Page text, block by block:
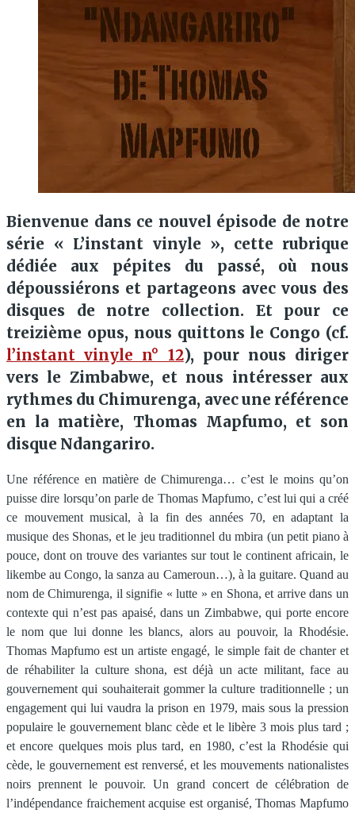
Bienvenue dans ce nouvel épisode de notre
série « L’instant vinyle », cette rubrique
dédiée aux pépites du passé, où nous
dépoussiérons et partageons avec vous des
disques de notre collection. Et pour ce
treizième opus, nous quittons le Congo (cf.
l’instant vinyle n° 12), pour nous diriger
vers le Zimbabwe, et nous intéresser aux
rythmes du Chimurenga, avec une référence
en la matière, Thomas Mapfumo, et son
disque Ndangariro.
Une référence en matière de Chimurenga… c’est le moins qu’on
puisse dire lorsqu’on parle de Thomas Mapfumo, c’est lui qui a créé
ce mouvement musical, à la fin des années 70, en adaptant la
musique des Shonas, et le jeu traditionnel du mbira (un petit piano à
pouce, dont on trouve des variantes sur tout le continent africain, le
likembe au Congo, la sanza au Cameroun…), à la guitare. Quand au
nom de Chimurenga, il signifie « lutte » en Shona, et arrive dans un
contexte qui n’est pas apaisé, dans un Zimbabwe, qui porte encore
le nom que lui donne les blancs, alors au pouvoir, la Rhodésie.
Thomas Mapfumo est un artiste engagé, le simple fait de chanter et
de réhabiliter la culture shona, est déjà un acte militant, face au
gouvernement qui souhaiterait gommer la culture traditionnelle ; un
engagement qui lui vaudra la prison en 1979, mais sous la pression
populaire le gouvernement blanc cède et le libère 3 mois plus tard ;
et encore quelques mois plus tard, en 1980, c’est la Rhodésie qui
cède, le gouvernement est renversé, et les mouvements nationalistes
noirs prennent le pouvoir. Un grand concert de célébration de
l’indépendance fraichement acquise est organisé, Thomas Mapfumo